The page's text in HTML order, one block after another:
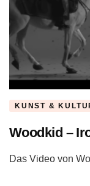
KUNST &
Woodkid –
Das Video von